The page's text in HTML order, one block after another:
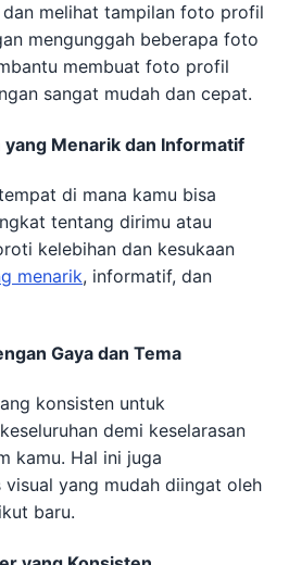
melihat tampilan foto profil
mengunggah beberapa foto
membuat foto profil
sangat mudah dan cepat.
yang Menarik dan Informatif
di mana kamu bisa
tentang dirimu atau
kelebihan dan kesukaan
menarik, informatif, dan
Gaya dan Tema
konsisten untuk
demi keselarasan
kamu. Hal ini juga
yang mudah diingat oleh
baru.